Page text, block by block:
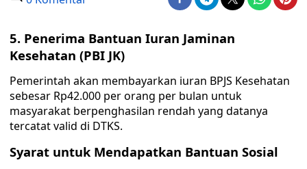
5. Penerima Bantuan Iuran Jaminan
Kesehatan (PBI JK)
Pemerintah akan membayarkan iuran BPJS Kesehatan
sebesar Rp42.000 per orang per bulan untuk
masyarakat berpenghasilan rendah yang datanya
tercatat valid di DTKS.
Syarat untuk Mendapatkan Bantuan Sosial